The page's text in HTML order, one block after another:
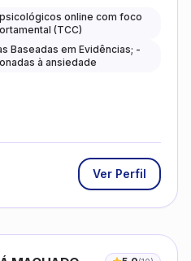
para se viver.
online com foco
(TCC)
Baseadas em Evidências; -
à ansiedade
Ver Perfil